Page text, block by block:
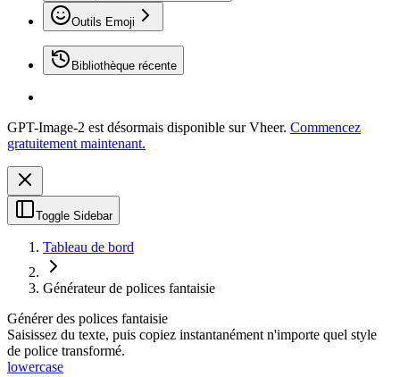
Outils Emoji
Bibliothèque récente
GPT-Image-2 est désormais disponible sur Vheer. Commencez
gratuitement maintenant.
Toggle Sidebar
Tableau de bord
Générateur de polices fantaisie
Générer des polices fantaisie
Saisissez du texte, puis copiez instantanément n'importe quel style
de police transformé.
lowercase